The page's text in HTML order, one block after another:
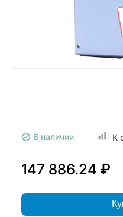
В наличии К
147 886.24 ₽